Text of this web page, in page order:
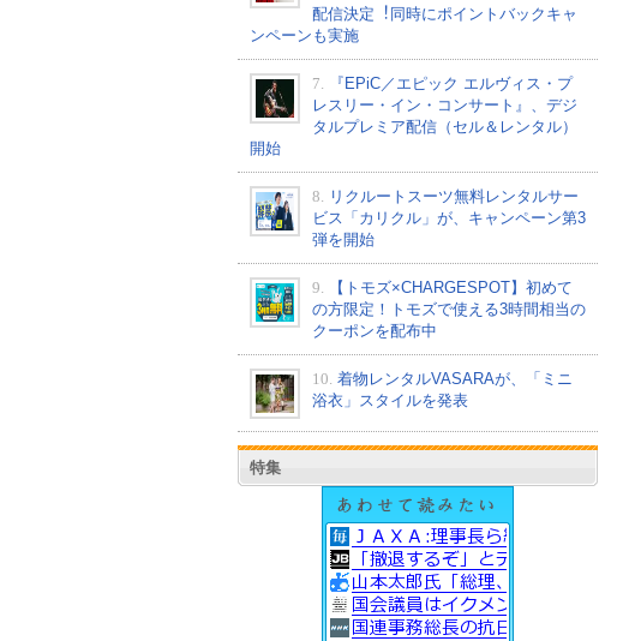
配信決定︕同時にポイントバックキャ
ンペーンも実施
7.
『EPiC／エピック エルヴィス・プ
レスリー・イン・コンサート』、デジ
タルプレミア配信（セル＆レンタル）
開始
8.
リクルートスーツ無料レンタルサー
ビス「カリクル」が、キャンペーン第3
弾を開始
9.
【トモズ×CHARGESPOT】初めて
の方限定！トモズで使える3時間相当の
クーポンを配布中
10. 着物レンタルVASARAが、「ミニ
浴衣」スタイルを発表
特集